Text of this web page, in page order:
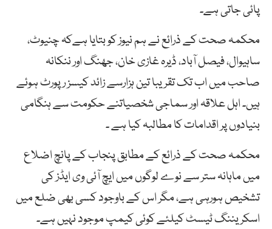
پائی جاتی ہے۔
محکمہ صحت کے ذرائع نے ہم نیوز کو بتایا ہےکہ چنیوٹ،
ساہیوال، فیصل آباد، ڈیرہ غازی خان، جھنگ اور ننکانہ
صاحب میں اب تک تقریبا تین ہزارسے زائد کیسز رپورٹ ہوئے
ہیں۔ اہل علاقہ اور سماجی شخصیاتنے حکومت سے ہنگامی
بنیادوں پر اقدامات کا مطالبہ کیا ہے ۔
محکمہ صحت کے ذرائع کے مطابق پنجاب کے پانچ اضلاع
میں ماہانہ ستر سے نوے لوگوں میں ایچ آئی وی ایڈز کی
تشخیص ہورہی ہے، مگر اس کے باوجود کسی بھی ضلع میں
اسکریننگ ٹیسٹ کیلئے کوئی کیمپ موجود نہیں ہے۔